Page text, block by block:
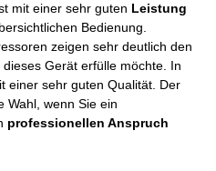
mit einer sehr guten Leistung
Bedienung.
zeigen sehr deutlich den
Gerät erfülle möchte. In
einer sehr guten Qualität. Der
Wahl, wenn Sie ein
professionellen Anspruch